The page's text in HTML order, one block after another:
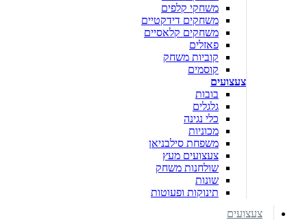
משחקי קלפים
משחקים דידקטיים
משחקים קלאסיים
פאזלים
קוביות משחק
קוסמים
צעצועים
בובות
גלגלים
כלי נגינה
מכוניות
משפחת סילבניאן
צעצועים מעץ
שולחנות משחק
שונות
תינוקות ופעוטות
צעצועים